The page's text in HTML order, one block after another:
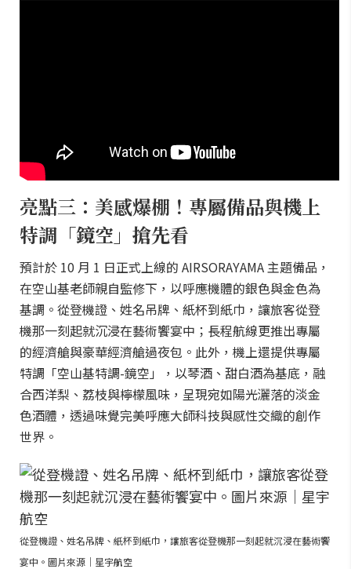
亮點三：美感爆棚！專屬備品與機上
特調「鏡空」搶先看
預計於 10 月 1 日正式上線的 AIRSORAYAMA 主題備品，
在空山基老師親自監修下，以呼應機體的銀色與金色為
基調。從登機證、姓名吊牌、紙杯到紙巾，讓旅客從登
機那一刻起就沉浸在藝術饗宴中；長程航線更推出專屬
的經濟艙與豪華經濟艙過夜包。此外，機上還提供專屬
特調「空山基特調-鏡空」，以琴酒、甜白酒為基底，融
合西洋梨、荔枝與檸檬風味，呈現宛如陽光灑落的淡金
色酒體，透過味覺完美呼應大師科技與感性交織的創作
世界。
從登機證、姓名吊牌、紙杯到紙巾，讓旅客從登機那一刻起就沉浸在藝術饗
宴中。圖片來源｜星宇航空